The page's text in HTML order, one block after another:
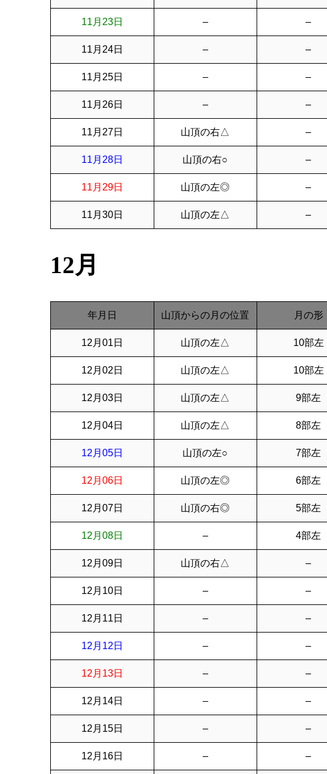
11月23日 – –
11月24日 – –
11月25日 – –
11月26日 – –
11月27日 山頂の右△ –
11月28日 山頂の右○ –
11月29日 山頂の左◎ –
11月30日 山頂の左△ –
12月
年月日 山頂からの月の位置 月の形
12月01日 山頂の左△ 10部左
12月02日 山頂の左△ 10部左
12月03日 山頂の左△ 9部左
12月04日 山頂の左△ 8部左
12月05日 山頂の左○ 7部左
12月06日 山頂の左◎ 6部左
12月07日 山頂の右◎ 5部左
12月08日 – 4部左
12月09日 山頂の右△ –
12月10日 – –
12月11日 – –
12月12日 – –
12月13日 – –
12月14日 – –
12月15日 – –
12月16日 – –